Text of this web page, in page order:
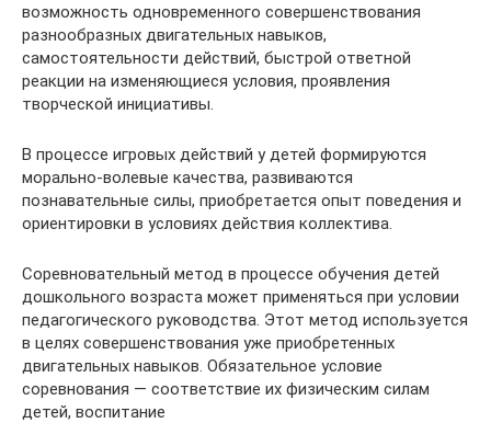
возможность одновременного совершенствования
разнообразных двигательных навыков,
самостоятельности действий, быстрой ответной
реакции на изменяющиеся условия, проявления
творческой инициативы.
В процессе игровых действий у детей формируются
морально-волевые качества, развиваются
познавательные силы, приобретается опыт поведения и
ориентировки в условиях действия коллектива.
Соревновательный метод в процессе обучения детей
дошкольного возраста может применяться при условии
педагогического руководства. Этот метод используется
в целях совершенствования уже приобретенных
двигательных навыков. Обязательное условие
соревнования — соответствие их физическим силам
детей, воспитание